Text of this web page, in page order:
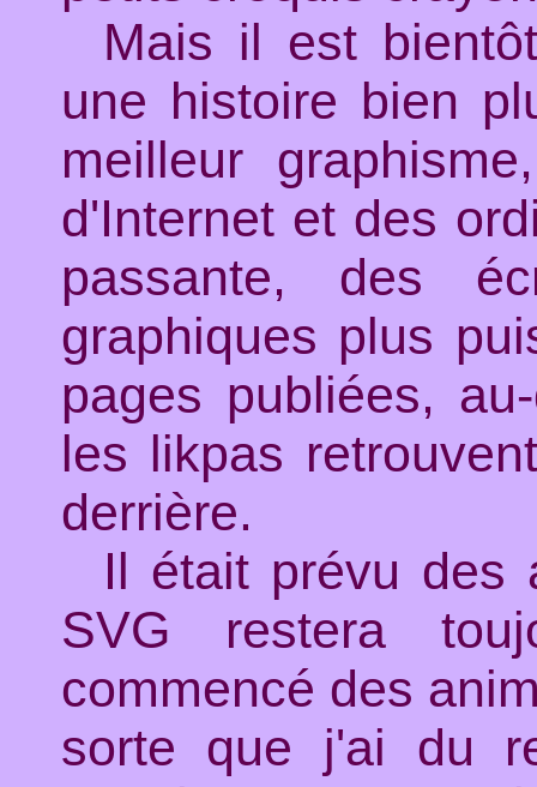
Mais il est
une histoire bien
meilleur
d'Internet et des
passante, des
graphiques plus
pages publiées,
les likpas
derrière.
Il était prévu des
SVG restera
commencé des
sorte que j'ai du